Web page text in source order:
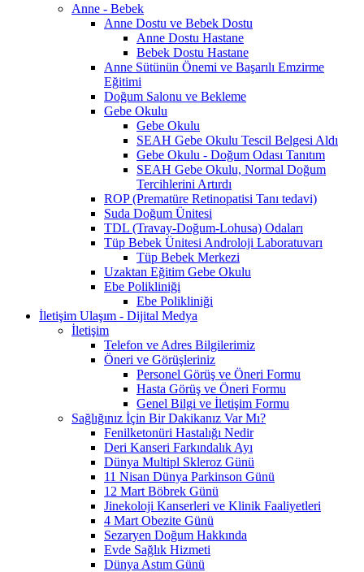
Anne - Bebek
Anne Dostu ve Bebek Dostu
Anne Dostu Hastane
Bebek Dostu Hastane
Anne Sütünün Önemi ve Başarılı Emzirme
Eğitimi
Doğum Salonu ve Bekleme
Gebe Okulu
Gebe Okulu
SEAH Gebe Okulu Tescil Belgesi Aldı
Gebe Okulu - Doğum Odası Tanıtım
SEAH Gebe Okulu, Normal Doğum
Tercihlerini Artırdı
ROP (Prematüre Retinopatisi Tanı tedavi)
Suda Doğum Ünitesi
TDL (Travay-Doğum-Lohusa) Odaları
Tüp Bebek Ünitesi Androloji Laboratuvarı
Tüp Bebek Merkezi
Uzaktan Eğitim Gebe Okulu
Ebe Polikliniği
Ebe Polikliniği
İletişim Ulaşım - Dijital Medya
İletişim
Telefon ve Adres Bilgilerimiz
Öneri ve Görüşleriniz
Personel Görüş ve Öneri Formu
Hasta Görüş ve Öneri Formu
Genel Bilgi ve İletişim Formu
Sağlığınız İçin Bir Dakikanız Var Mı?
Fenilketonüri Hastalığı Nedir
Deri Kanseri Farkındalık Ayı
Dünya Multipl Skleroz Günü
11 Nisan Dünya Parkinson Günü
12 Mart Böbrek Günü
Jinekoloji Kanserleri ve Klinik Faaliyetleri
4 Mart Obezite Günü
Sezaryen Doğum Hakkında
Evde Sağlık Hizmeti
Dünya Astım Günü